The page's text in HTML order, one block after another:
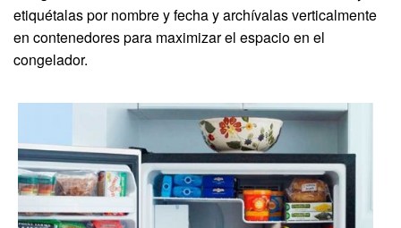
etiquétalas por nombre y fecha y archívalas verticalmente
en contenedores para maximizar el espacio en el
congelador.